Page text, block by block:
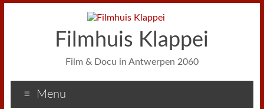
Filmhuis Klappei
Film & Docu in Antwerpen 2060
Menu